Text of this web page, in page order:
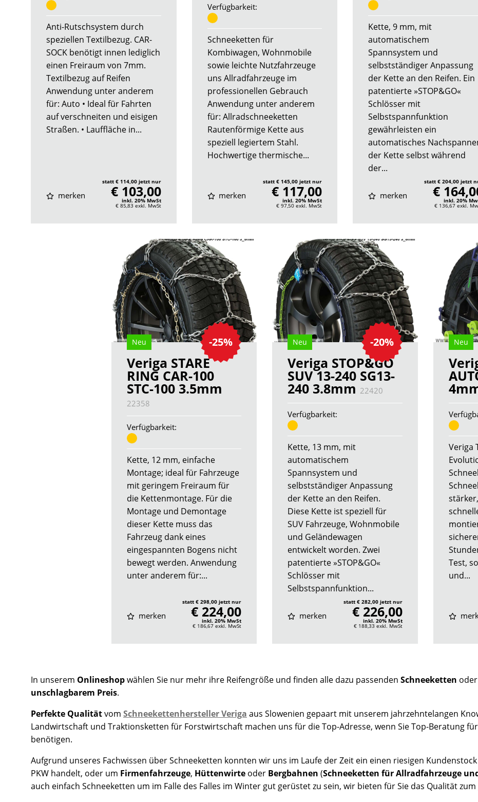
Anti-Rutschsystem durch
speziellen Textilbezug. CAR-
SOCK benötigt innen lediglich
einen Freiraum von 7mm.
Textilbezug auf Reifen
Anwendung unter anderem
für: Auto • Ideal für Fahrten
auf verschneiten und eisigen
Straßen. • Lauffläche in...
merken
statt € 114,00 jetzt nur
€ 103,00
inkl. 20% MwSt
€ 85,83 exkl. MwSt
Verfügbarkeit:
Schneeketten für
Kombiwagen, Wohnmobile
sowie leichte Nutzfahrzeuge
uns Allradfahrzeuge im
professionellen Gebrauch
Anwendung unter anderem
für: Allradschneeketten
Rautenförmige Kette aus
speziell legiertem Stahl.
Hochwertige thermische...
merken
statt € 145,00 jetzt nur
€ 117,00
inkl. 20% MwSt
€ 97,50 exkl. MwSt
Kette, 9 mm, mit
automatischem
Spannsystem und
selbstständiger Anpassung
der Kette an den Reifen. Ein
patentierte »STOP&GO«
Schlösser mit
Selbstspannfunktion
gewährleisten ein
automatisches
der Kette selbst während
der...
merken
statt € 204,00 jetzt
€
inkl. 20%
€ 136,67 exkl.
-25%
Neu
Veriga STARE
RING CAR-100
STC-100 3.5mm
22358
Verfügbarkeit:
Kette, 12 mm, einfache
Montage; ideal für Fahrzeuge
mit geringem Freiraum für
die Kettenmontage. Für die
Montage und Demontage
dieser Kette muss das
Fahrzeug dank eines
eingespannten Bogens nicht
bewegt werden. Anwendung
unter anderem für:...
merken
statt € 298,00 jetzt nur
€ 224,00
inkl. 20% MwSt
€ 186,67exkl. MwSt
-20%
Neu
Veriga STOP&GO
SUV 13-240 SG13-
240 3.8mm 22420
Verfügbarkeit:
Kette, 13 mm, mit
automatischem
Spannsystem und
selbstständiger Anpassung
der Kette an den Reifen.
Diese Kette ist speziell für
SUV Fahrzeuge, Wohnmobile
und Geländewagen
entwickelt worden. Zwei
patentierte »STOP&GO«
Schlösser mit
Selbstspannfunktion...
merken
statt € 282,00 jetzt nur
€ 226,00
inkl. 20% MwSt
€ 188,33 exkl. MwSt
Neu
Veriga
Test,
und...
In unserem Onlineshopwählen Sie nur mehr ihre Reifengröße und finden alle dazu passenden Schneeketten
unschlagbarem Preis.
Perfekte Qualitätvom Schneekettenhersteller Veriga aus Slowenien gepaart mit unserem jahrzehntelangen
Landwirtschaft und Traktionsketten für Forstwirtschaft machen uns für die Top-Adresse, wenn Sie Top-Beratung
benötigen.
Aufgrund unseres Fachwissen über Schneeketten konnten wir uns im Laufe der Zeit ein einen riesigen
PKW handelt, oder um Firmenfahrzeuge, Hüttenwirte oder Bergbahnen (Schneeketten für Allradfahrzeuge
auch einfach Schneeketten um im Falle des Falles im Winter gut gerüstet zu sein, wir bieten für Sie das Qualität